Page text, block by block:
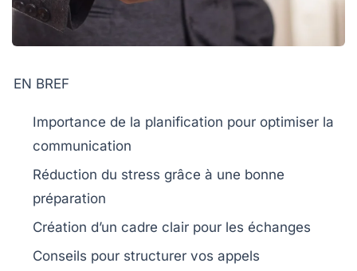
EN BREF
Importance de la planification pour optimiser la
communication
Réduction du stress grâce à une bonne
préparation
Création d’un cadre clair pour les échanges
Conseils pour structurer vos appels